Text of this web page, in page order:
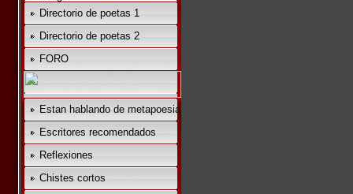
Directorio de poetas 1
Directorio de poetas 2
FORO
Estan hablando de metapoesia
Escritores recomendados
Reflexiones
Chistes cortos